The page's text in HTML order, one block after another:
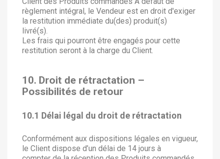
règlement intégral, le Vendeur est en droit d'exiger
la restitution immédiate du(des) produit(s)
livré(s).
Les frais qui pourront être engagés pour cette
restitution seront à la charge du Client.
10. Droit de rétractation –
Possibilités de retour
10.1 Délai légal du droit de rétractation
Conformément aux dispositions légales en vigueur,
le Client dispose d’un délai de 14 jours à